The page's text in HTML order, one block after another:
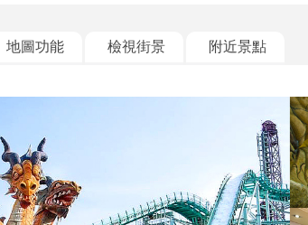
地圖功能 檢視街景 附近景點